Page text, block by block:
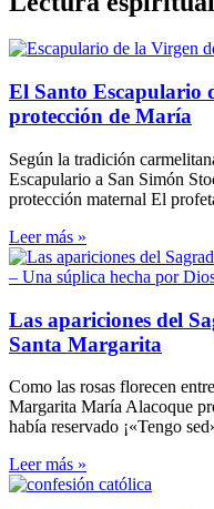
El Santo Escapulario
protección de María
Según la tradición
Escapulario a San Simón
protección maternal El
Leer más »
Las apariciones del
Santa Margarita
Como las rosas florecen
Margarita María Alacoque
había reservado ¡«Tengo
Leer más »